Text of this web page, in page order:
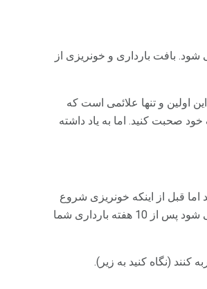
بافت بارداری و خونریزی از
اولین و تنها علائمی است که
صحبت کنید. اما به یاد داشته
قبل از اینکه خونریزی شروع
شود پزشک شما را می بینید. به طور معمول، سقط جنین که با خونریزی واژینال نشان داده نمی شود پس از 10 هفته بارداری شما
کنند (نگاه کنید به زیر).